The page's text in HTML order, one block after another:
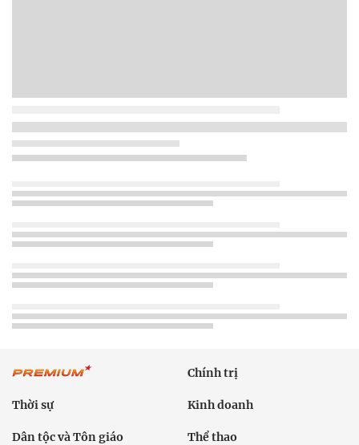
Chính trị
Thời sự Kinh doanh
Dân tộc và Tôn giáo Thể thao